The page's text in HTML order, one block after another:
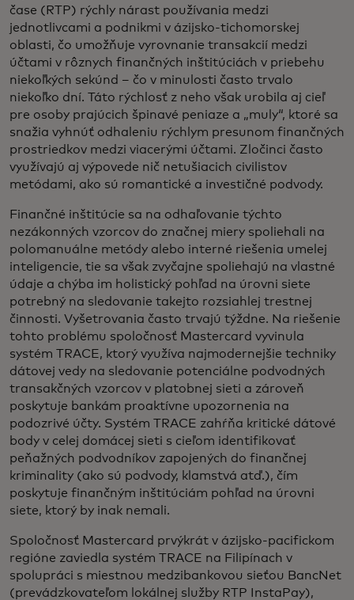
čase (RTP) rýchly nárast používania medzi
jednotlivcami a podnikmi v ázijsko-tichomorskej
oblasti, čo umožňuje vyrovnanie transakcií medzi
účtami v rôznych finančných inštitúciách v priebehu
niekoľkých sekúnd – čo v minulosti často trvalo
niekoľko dní. Táto rýchlosť z neho však urobila aj cieľ
pre osoby prajúcich špinavé peniaze a „muly“, ktoré sa
snažia vyhnúť odhaleniu rýchlym presunom finančných
prostriedkov medzi viacerými účtami. Zločinci často
využívajú aj výpovede nič netušiacich civilistov
metódami, ako sú romantické a investičné podvody.
Finančné inštitúcie sa na odhaľovanie týchto
nezákonných vzorcov do značnej miery spoliehali na
polomanuálne metódy alebo interné riešenia umelej
inteligencie, tie sa však zvyčajne spoliehajú na vlastné
údaje a chýba im holistický pohľad na úrovni siete
potrebný na sledovanie takejto rozsiahlej trestnej
činnosti. Vyšetrovania často trvajú týždne. Na riešenie
tohto problému spoločnosť Mastercard vyvinula
systém TRACE, ktorý využíva najmodernejšie techniky
dátovej vedy na sledovanie potenciálne podvodných
transakčných vzorcov v platobnej sieti a zároveň
poskytuje bankám proaktívne upozornenia na
podozrivé účty. Systém TRACE zahŕňa kritické dátové
body v celej domácej sieti s cieľom identifikovať
peňažných podvodníkov zapojených do finančnej
kriminality (ako sú podvody, klamstvá atď.), čím
poskytuje finančným inštitúciám pohľad na úrovni
siete, ktorý by inak nemali.
Spoločnosť Mastercard prvýkrát v ázijsko-pacifickom
regióne zaviedla systém TRACE na Filipínach v
spolupráci s miestnou medzibankovou sieťou BancNet
(prevádzkovateľom lokálnej služby RTP InstaPay),